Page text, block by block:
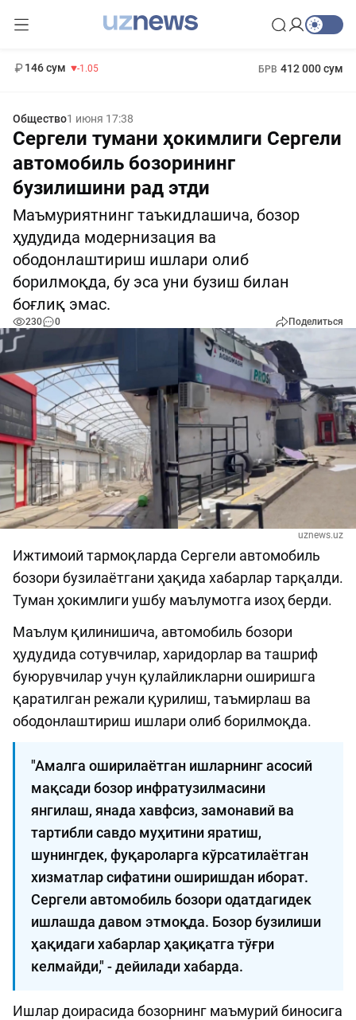
146 сум -1.05 БРВ 412 000 сум
Общество1 июня 17:38
Сергели тумани ҳокимлиги Сергели
автомобиль бозорининг
бузилишини рад этди
Маъмуриятнинг таъкидлашича, бозор
ҳудудида модернизация ва
ободонлаштириш ишлари олиб
борилмоқда, бу эса уни бузиш билан
боғлиқ эмас.
230 0 Поделиться
uznews.uz
Ижтимоий тармоқларда Сергели автомобиль
бозори бузилаётгани ҳақида хабарлар тарқалди.
Туман ҳокимлиги ушбу маълумотга изоҳ берди.
Маълум қилинишича, автомобиль бозори
ҳудудида сотувчилар, харидорлар ва ташриф
буюрувчилар учун қулайликларни оширишга
қаратилган режали қурилиш, таъмирлаш ва
ободонлаштириш ишлари олиб борилмоқда.
"Амалга оширилаётган ишларнинг асосий
мақсади бозор инфратузилмасини
янгилаш, янада хавфсиз, замонавий ва
тартибли савдо муҳитини яратиш,
шунингдек, фуқароларга кўрсатилаётган
хизматлар сифатини оширишдан иборат.
Сергели автомобиль бозори одатдагидек
ишлашда давом этмоқда. Бозор бузилиши
ҳақидаги хабарлар ҳақиқатга тўғри
келмайди," - дейилади хабарда.
Ишлар доирасида бозорнинг маъмурий биносига